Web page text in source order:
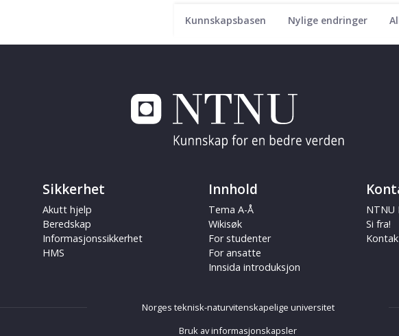
Kunnskapsbasen Nylige endringer
Sikkerhet
Akutt hjelp
Beredskap
Informasjonssikkerhet
HMS
Innhold
Tema A-Å
Wikisøk
For studenter
For ansatte
Innsida introduksjon
NTNU
Si fra!
Norges teknisk-naturvitenskapelige universitet
Bruk av informasjonskapsler